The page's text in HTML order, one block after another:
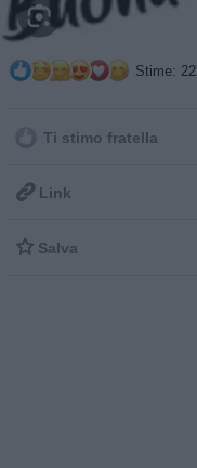
Stime: 22
Ti stimo fratella
 Link
 Salva